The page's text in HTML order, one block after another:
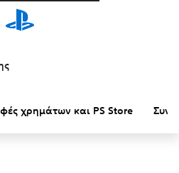
χρημάτων και PS Store